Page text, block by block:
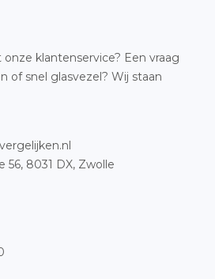
klantenservice? Een vraag
of snel glasvezel? Wij staan
56, 8031 DX, Zwolle